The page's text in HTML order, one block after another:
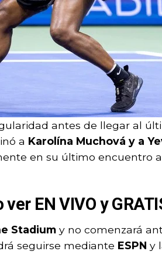
antes de llegar al
a Karolína Muchová y a
en su último encuentro
EN VIVO y
Stadium y no comenzará
seguirse mediante ESPN y